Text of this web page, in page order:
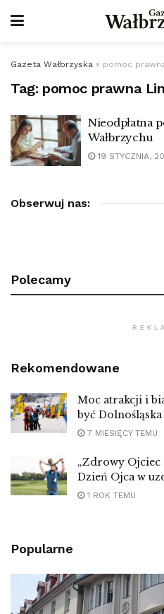
Gazeta Wałbrzyska » pomoc
Tag: pomoc prawna
Nieodpłatna
Wałbrzychu
19 STYCZNIA,
Obserwuj nas:
Polecamy
Rekomendowane
Moc atrakcji i
być
7 MIESIĘCY TEMU
„Zdrowy Ojciec
Dzień Ojca w
1 ROK TEMU
Popularne